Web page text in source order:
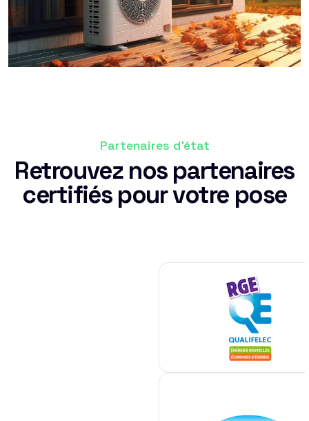
Partenaires d'état
Retrouvez nos partenaires
certifiés pour votre pose